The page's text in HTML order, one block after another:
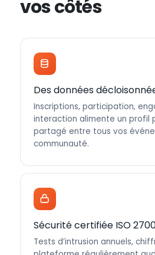
vos côtés
Des données
Inscriptions, participation,
interaction alimente un profil
partagé entre tous vos
communauté.
Sécurité certifiée ISO
Tests d’intrusion annuels,